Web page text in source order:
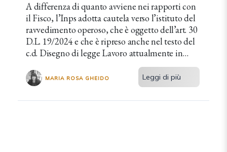
A differenza di quanto avviene nei rapporti con
il Fisco, l’Inps adotta cautela verso l’istituto del
ravvedimento operoso, che è oggetto dell’art. 30
D.L. 19/2024 e che è ripreso anche nel testo del
c.d. Disegno di legge Lavoro attualmente in
discussione alla Camera dei Deputati.
MARIA ROSA GHEIDO Leggi di più